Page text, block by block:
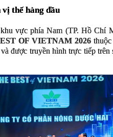
thế hàng đầu
vực phía Nam (TP. Hồ
OF VIETNAM 2026
được truyền hình trực tiếp